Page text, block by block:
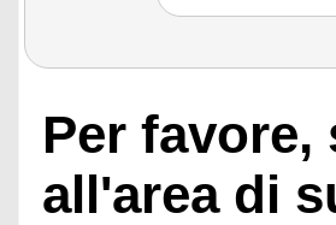
Per
all'area di